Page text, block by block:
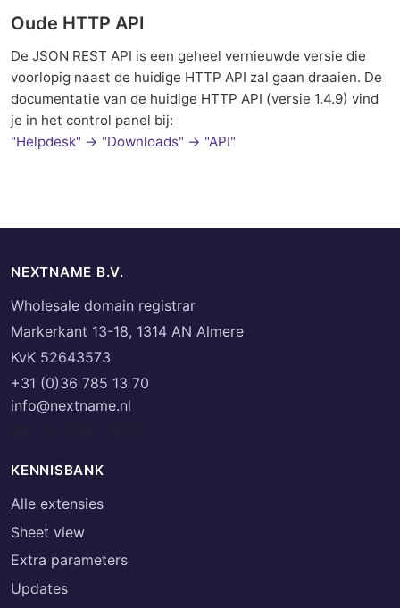
Oude HTTP API
De JSON REST API is een geheel vernieuwde versie die
voorlopig naast de huidige HTTP API zal gaan draaien. De
documentatie van de huidige HTTP API (versie 1.4.9) vind
je in het control panel bij:
"Helpdesk" → "Downloads" → "API"
NEXTNAME B.V.
Wholesale domain registrar
Markerkant 13-18, 1314 AN Almere
KvK 52643573
+31 (0)36 785 13 70
info@nextname.nl
KENNISBANK
Alle extensies
Sheet view
Extra parameters
Updates